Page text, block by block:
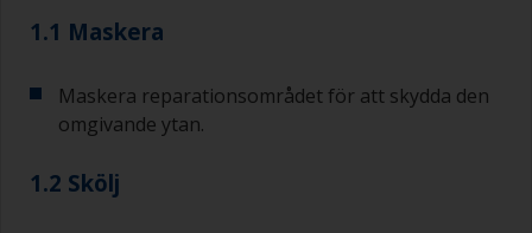
1.1 Maskera
Maskera reparationsområdet för att skydda den
omgivande ytan.
1.2 Skölj